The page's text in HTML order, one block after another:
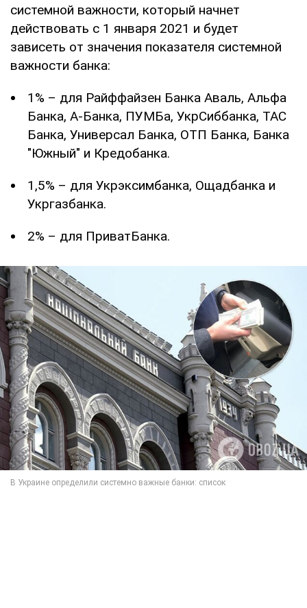
системной важности, который начнет
действовать с 1 января 2021 и будет
зависеть от значения показателя системной
важности банка:
1% – для Райффайзен Банка Аваль, Альфа
Банка, А-Банка, ПУМБа, УкрСиббанка, ТАС
Банка, Универсал Банка, ОТП Банка, Банка
"Южный" и Кредобанка.
1,5% – для Укрэксимбанка, Ощадбанка и
Укргазбанка.
2% – для ПриватБанка.